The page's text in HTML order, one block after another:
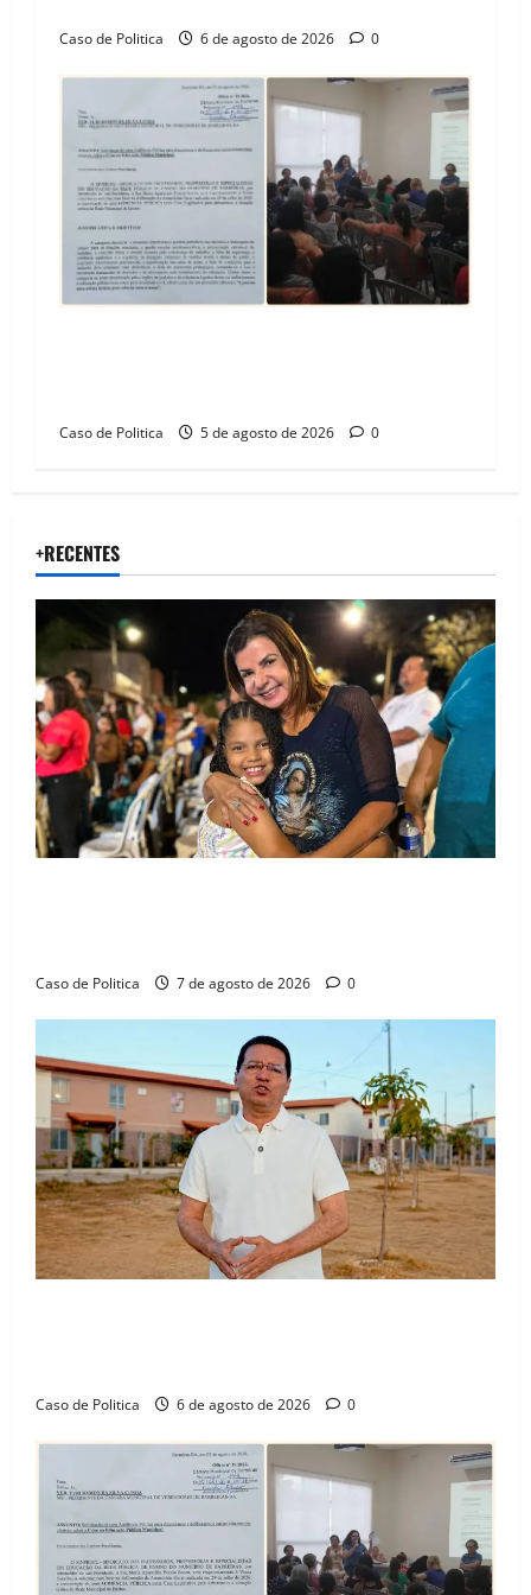
Caso de Politica 6 de agosto de 2026 0
Caso de Politica 5 de agosto de 2026 0
+RECENTES
Caso de Politica 7 de agosto de 2026 0
Caso de Politica 6 de agosto de 2026 0